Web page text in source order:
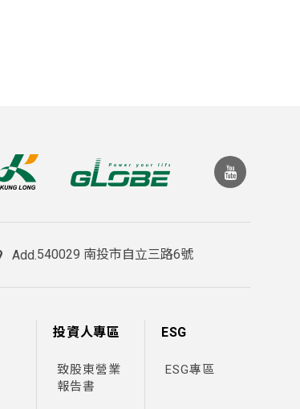
Add.540029 南投市自立三路6號
投資人專區
致股東營業
報告書
ESG
ESG專區